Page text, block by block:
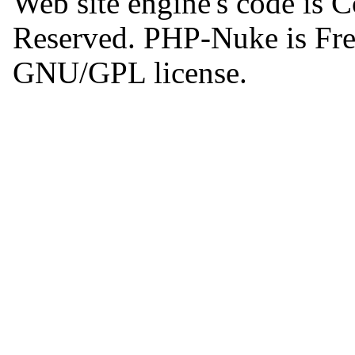
Reserved. PHP-Nuke is
GNU/GPL license.